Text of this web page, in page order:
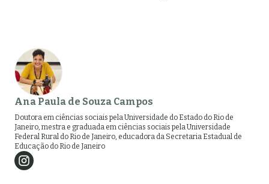
Ana Paula de Souza Campos
Doutora em ciências sociais pela Universidade do Estado do Rio de
Janeiro, mestra e graduada em ciências sociais pela Universidade
Federal Rural do Rio de Janeiro, educadora da Secretaria Estadual de
Educação do Rio de Janeiro